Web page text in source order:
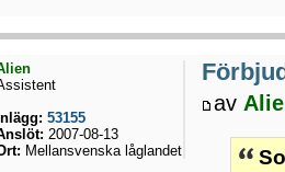
av
Inlägg: 53155
2007-08-13
Mellansvenska låglandet